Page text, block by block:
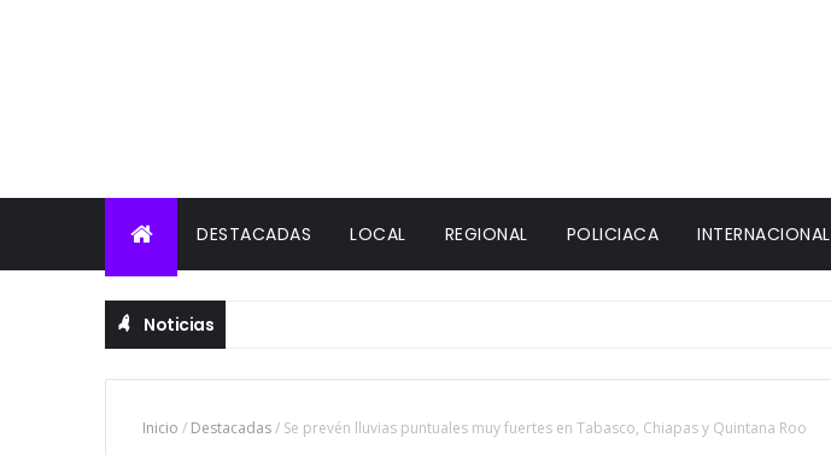
DESTACADAS LOCAL REGIONAL POLICIACA INTERNACIONAL
Noticias
Inicio / Destacadas/ Se prevén lluvias puntuales muy fuertes en Tabasco, Chiapas y Quintana Roo